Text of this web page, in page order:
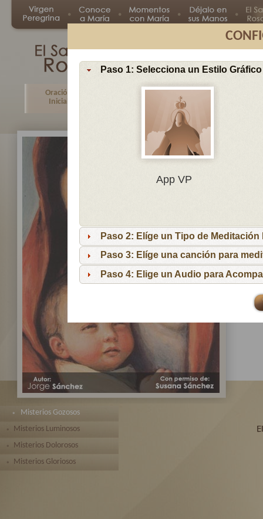
Paso 1: Selecciona un Estilo Gráfico
App VP
Paso 2: Elíge un Tipo de Meditación
Paso 3: Elíge una canción para
Paso 4: Elige un Audio para
Oración
Inicial
Misterio
Misterios Gozosos
Misterios Luminosos
Misterios Dolorosos
Misterios Gloriosos